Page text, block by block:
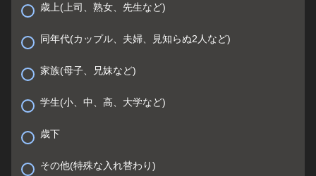
歳上(上司、熟女、先生など)
同年代(カップル、夫婦、見知らぬ2人など)
家族(母子、兄妹など)
学生(小、中、高、大学など)
歳下
その他(特殊な入れ替わり)